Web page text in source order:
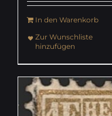
In den Warenkorb
Zur Wunschliste
hinzufügen